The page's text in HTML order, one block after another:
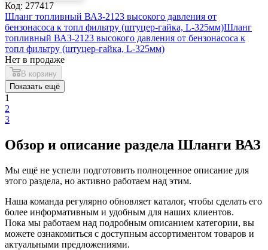
Код: 277417
Шланг топливный ВАЗ-2123 высокого давления от
бензонасоса к топл фильтру (штуцер-гайка, L-325мм)Шланг
топливный ВАЗ-2123 высокого давления от бензонасоса к
топл фильтру (штуцер-гайка, L-325мм)
Нет в продаже
В корзину
Показать ещё
1
2
3
Обзор и описание раздела Шланги ВАЗ
Мы ещё не успели подготовить полноценное описание для
этого раздела, но активно работаем над этим.
Наша команда регулярно обновляет каталог, чтобы сделать его
более информативным и удобным для наших клиентов.
Пока мы работаем над подробным описанием категории, вы
можете ознакомиться с доступным ассортиментом товаров и
актуальными предложениями.